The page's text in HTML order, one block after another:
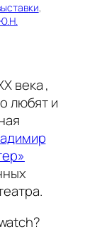
века ,
любят и